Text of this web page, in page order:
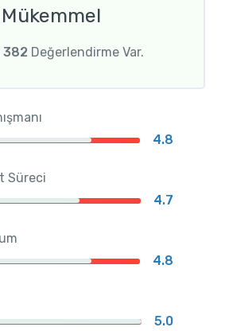
Mükemmel
382 Değerlendirme Var.
4.8
Süreci
4.7
4.8
5.0